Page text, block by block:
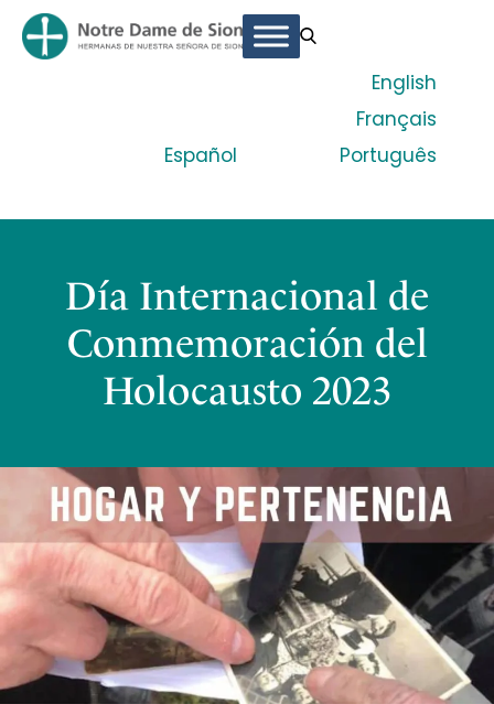
Español
English
Français
Português
Día Internacional de
Conmemoración del
Holocausto 2023